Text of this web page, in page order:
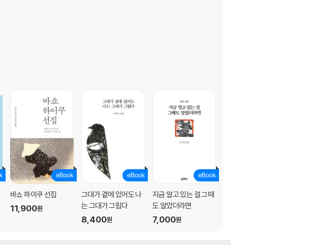
바쇼 하이쿠 선집
11,900원
그대가 곁에 있어도 나
는 그대가 그립다
8,400원
지금 알고 있는 걸 그때
도 알았더라면
7,000원